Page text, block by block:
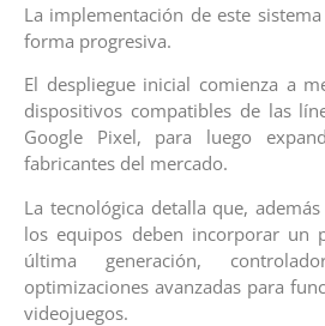
La implementación de este
forma progresiva.
El despliegue inicial comienza a
dispositivos compatibles de las
Google Pixel, para luego
fabricantes del mercado.
La tecnológica detalla que,
los equipos deben incorporar un
última generación,
optimizaciones avanzadas para
videojuegos.